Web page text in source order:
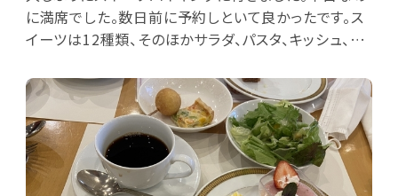
に満席でした。数日前に予約しといて良かったです。ス
イーツは12種類、そのほかサラダ、パスタ、キッシュ、フ
おいしかったです。